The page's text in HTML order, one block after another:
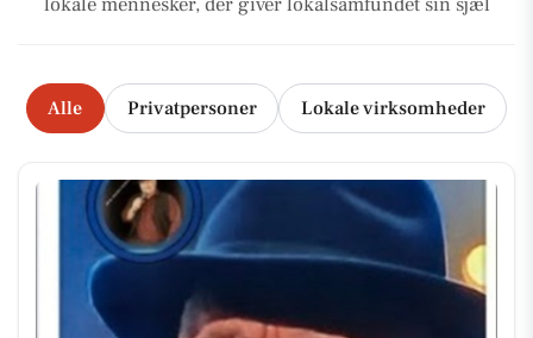
Alle Privatpersoner Lokale virksomheder